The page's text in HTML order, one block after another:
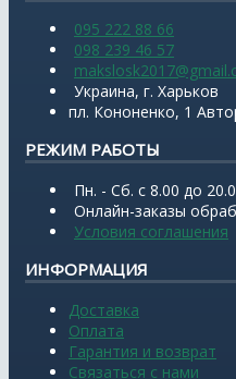
095 222 88 66
098 239 46 57
Украина, г. Харьков
пл. Кононенко, 1
РЕЖИМ РАБОТЫ
Пн. - Сб. с 8.00 до
Онлайн-заказы
Условия соглашения
ИНФОРМАЦИЯ
Доставка
Оплата
Гарантия и возврат
Связаться с нами